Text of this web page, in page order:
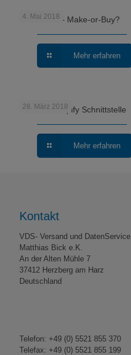
4. Mai 2018
Fulfillment – Make-or-Buy?
Mehr erfahren
28. März 2018
VDS mit Shopify Schnittstelle
Mehr erfahren
Kontakt
VDS- Versand und DatenService
Matthias Bick e.K.
An der Alten Mühle 7
37412 Herzberg am Harz
Deutschland
Telefon: +49 (0) 5521 855 370
Telefax: +49 (0) 5521 855 199